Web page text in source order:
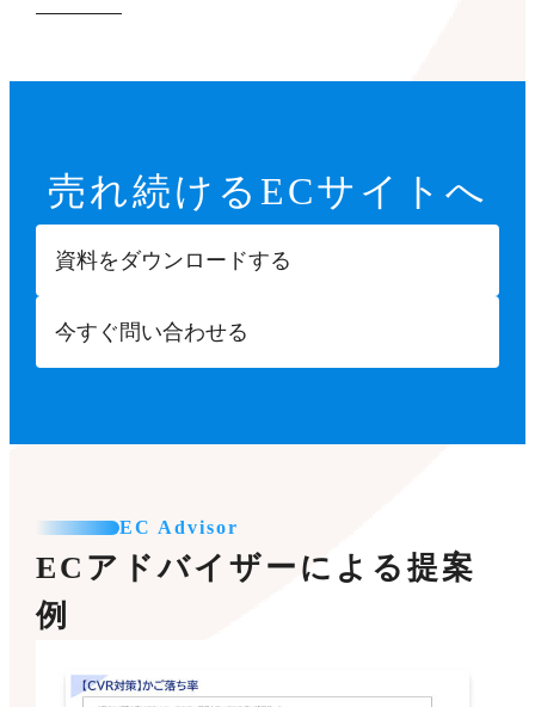
売れ続ける ECサイトへ
資料をダウンロードする
今すぐ問い合わせる
EC Advisor
ECアドバイザーによる提案
例